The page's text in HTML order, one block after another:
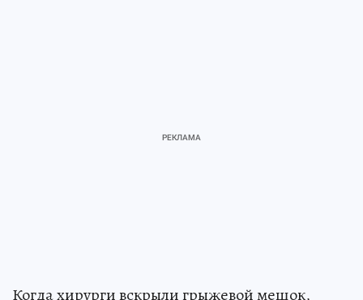
Когда хирурги вскрыли грыжевой мешок,